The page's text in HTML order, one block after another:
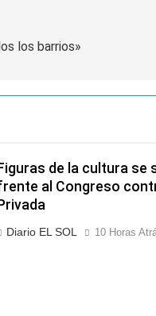
los barrios»
Figuras de la cultura se
al Congreso
Privada
Diario EL SOL 10 Horas